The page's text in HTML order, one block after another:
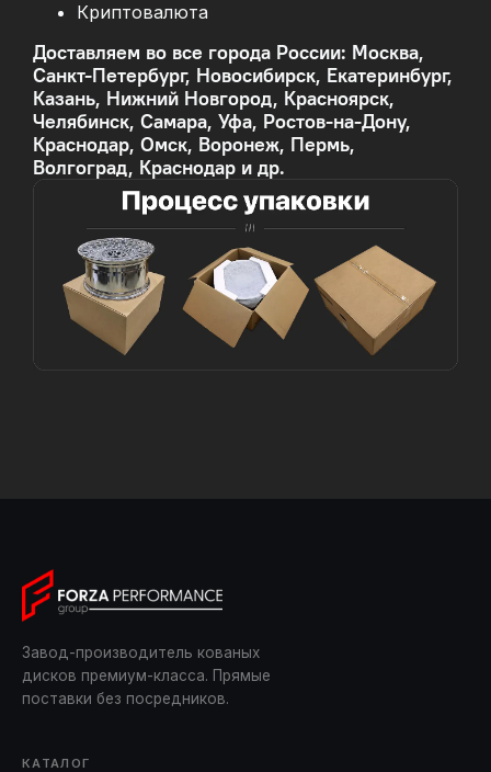
Криптовалюта
Доставляем во все города России: Москва,
Санкт-Петербург, Новосибирск, Екатеринбург,
Казань, Нижний Новгород, Красноярск,
Челябинск, Самара, Уфа, Ростов-на-Дону,
Краснодар, Омск, Воронеж, Пермь,
Волгоград, Краснодар и др.
Завод-производитель кованых
дисков премиум-класса. Прямые
поставки без посредников.
КАТАЛОГ